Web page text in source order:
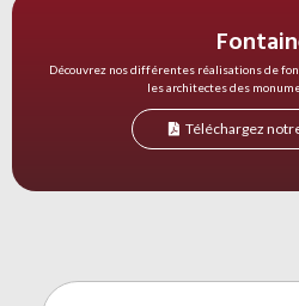
Découvrez nos différentes réalisations de
les architectes des
Téléchargez